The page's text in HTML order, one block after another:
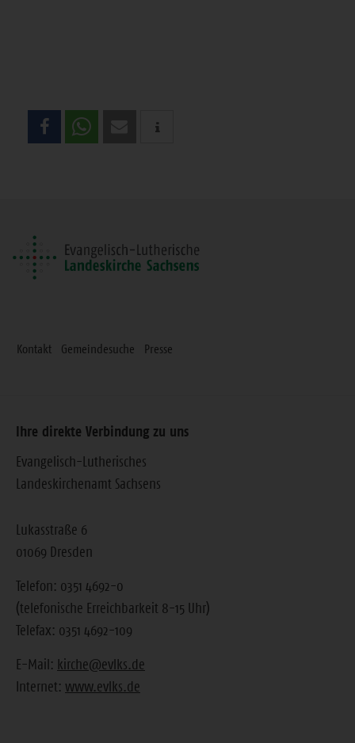
Teilen
Sie
Kontakt Gemeindesuche Presse
Ihre direkte Verbindung zu uns
Evangelisch-Lutherisches
Landeskirchenamt Sachsens
Lukasstraße 6
01069 Dresden
Telefon: 0351 4692-0
(telefonische Erreichbarkeit 8-15 Uhr)
Telefax: 0351 4692-109
E-Mail: kirche@evlks.de
Internet: www.evlks.de